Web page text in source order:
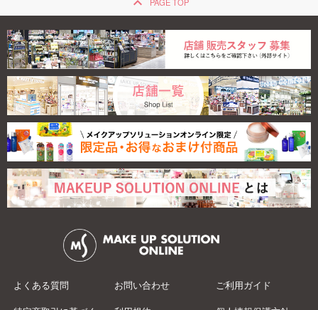
よくある質問 お問い合わせ ご利用ガイド